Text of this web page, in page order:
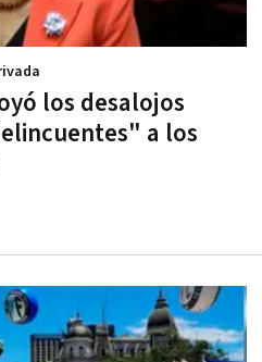
los desalojos
a los